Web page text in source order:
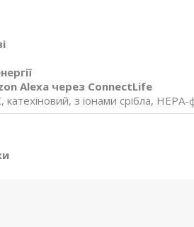
Alexa через ConnectLife
катехіновий, з іонами срібла,